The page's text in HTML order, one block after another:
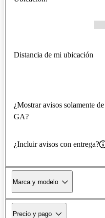
Distancia de mi ubicación
¿Mostrar avisos solamente de
GA?
¿Incluir avisos con entrega?
Marca y modelo
Precio y pago